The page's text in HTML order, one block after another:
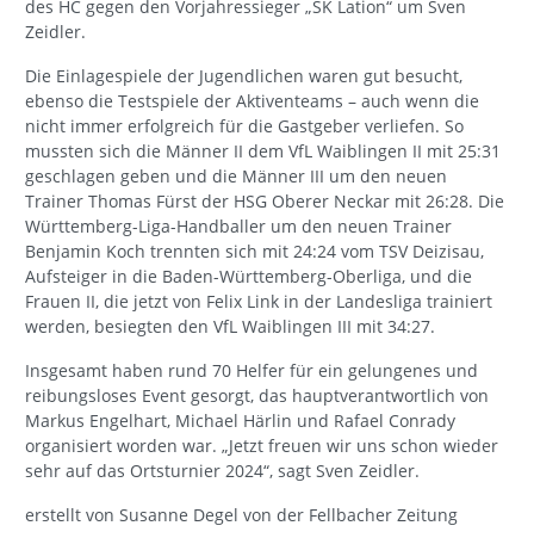
des HC gegen den Vorjahressieger „SK Lation“ um Sven
Zeidler.
Die Einlagespiele der Jugendlichen waren gut besucht,
ebenso die Testspiele der Aktiventeams – auch wenn die
nicht immer erfolgreich für die Gastgeber verliefen. So
mussten sich die Männer II dem VfL Waiblingen II mit 25:31
geschlagen geben und die Männer III um den neuen
Trainer Thomas Fürst der HSG Oberer Neckar mit 26:28. Die
Württemberg-Liga-Handballer um den neuen Trainer
Benjamin Koch trennten sich mit 24:24 vom TSV Deizisau,
Aufsteiger in die Baden-Württemberg-Oberliga, und die
Frauen II, die jetzt von Felix Link in der Landesliga trainiert
werden, besiegten den VfL Waiblingen III mit 34:27.
Insgesamt haben rund 70 Helfer für ein gelungenes und
reibungsloses Event gesorgt, das hauptverantwortlich von
Markus Engelhart, Michael Härlin und Rafael Conrady
organisiert worden war. „Jetzt freuen wir uns schon wieder
sehr auf das Ortsturnier 2024“, sagt Sven Zeidler.
erstellt von Susanne Degel von der Fellbacher Zeitung